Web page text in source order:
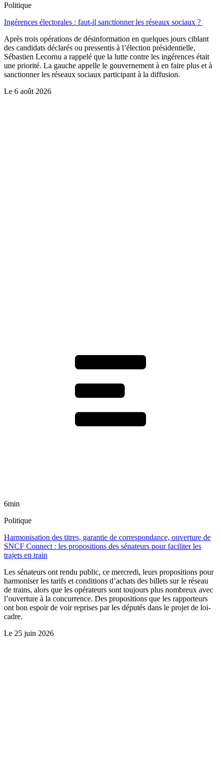
Politique
Ingérences électorales : faut-il sanctionner les réseaux sociaux ?
Après trois opérations de désinformation en quelques jours ciblant
des candidats déclarés ou pressentis à l’élection présidentielle,
Sébastien Lecornu a rappelé que la lutte contre les ingérences était
une priorité. La gauche appelle le gouvernement à en faire plus et à
sanctionner les réseaux sociaux participant à la diffusion.
Le 6 août 2026
6min
Politique
Harmonisation des titres, garantie de correspondance, ouverture de
SNCF Connect : les propositions des sénateurs pour faciliter les
trajets en train
Les sénateurs ont rendu public, ce mercredi, leurs propositions pour
harmoniser les tarifs et conditions d’achats des billets sur le réseau
de trains, alors que les opérateurs sont toujours plus nombreux avec
l’ouverture à la concurrence. Des propositions que les rapporteurs
ont bon espoir de voir reprises par les députés dans le projet de loi-
cadre.
Le 25 juin 2026